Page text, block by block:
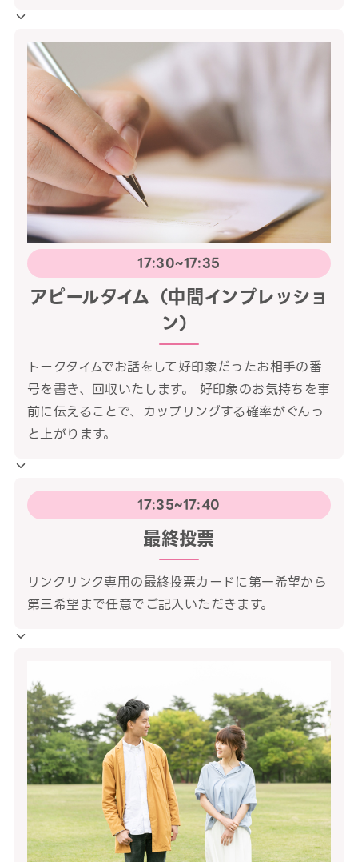
17:30~17:35
アピールタイム（中間インプレッショ
ン）
トークタイムでお話をして好印象だったお相手の番
号を書き、回収いたします。 好印象のお気持ちを事
前に伝えることで、カップリングする確率がぐんっ
と上がります。
17:35~17:40
最終投票
リンクリンク専用の最終投票カードに第一希望から
第三希望まで任意でご記入いただきます。